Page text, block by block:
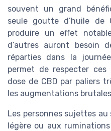
souvent un grand
seule goutte d’huile
produire un effet
d’autres auront besoin
réparties dans la
permet de respecter
dose de CBD par paliers
les augmentations
Les personnes sujettes au
légère ou aux